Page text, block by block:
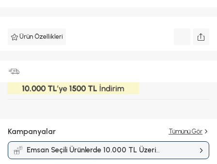
Ürün Özellikleri
Kampanyalar Tümünü Gör
Emsan Seçili Ürünlerde 10.000 TL Üzeri
Alışverişlerde 1.500 TL İndirimKampanyası